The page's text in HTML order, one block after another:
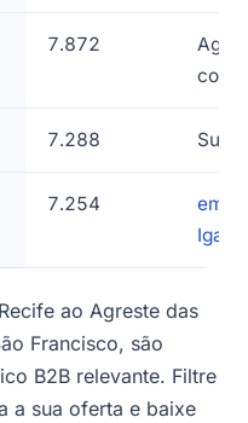
7.872
7.288
7.254
ao Agreste das
Francisco, são
B2B relevante. Filtre
a sua oferta e baixe